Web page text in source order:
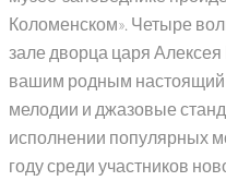
Коломенском». Четыре
зале дворца царя
вашим родным
мелодии и джазовые
исполнении популярных
году среди участников